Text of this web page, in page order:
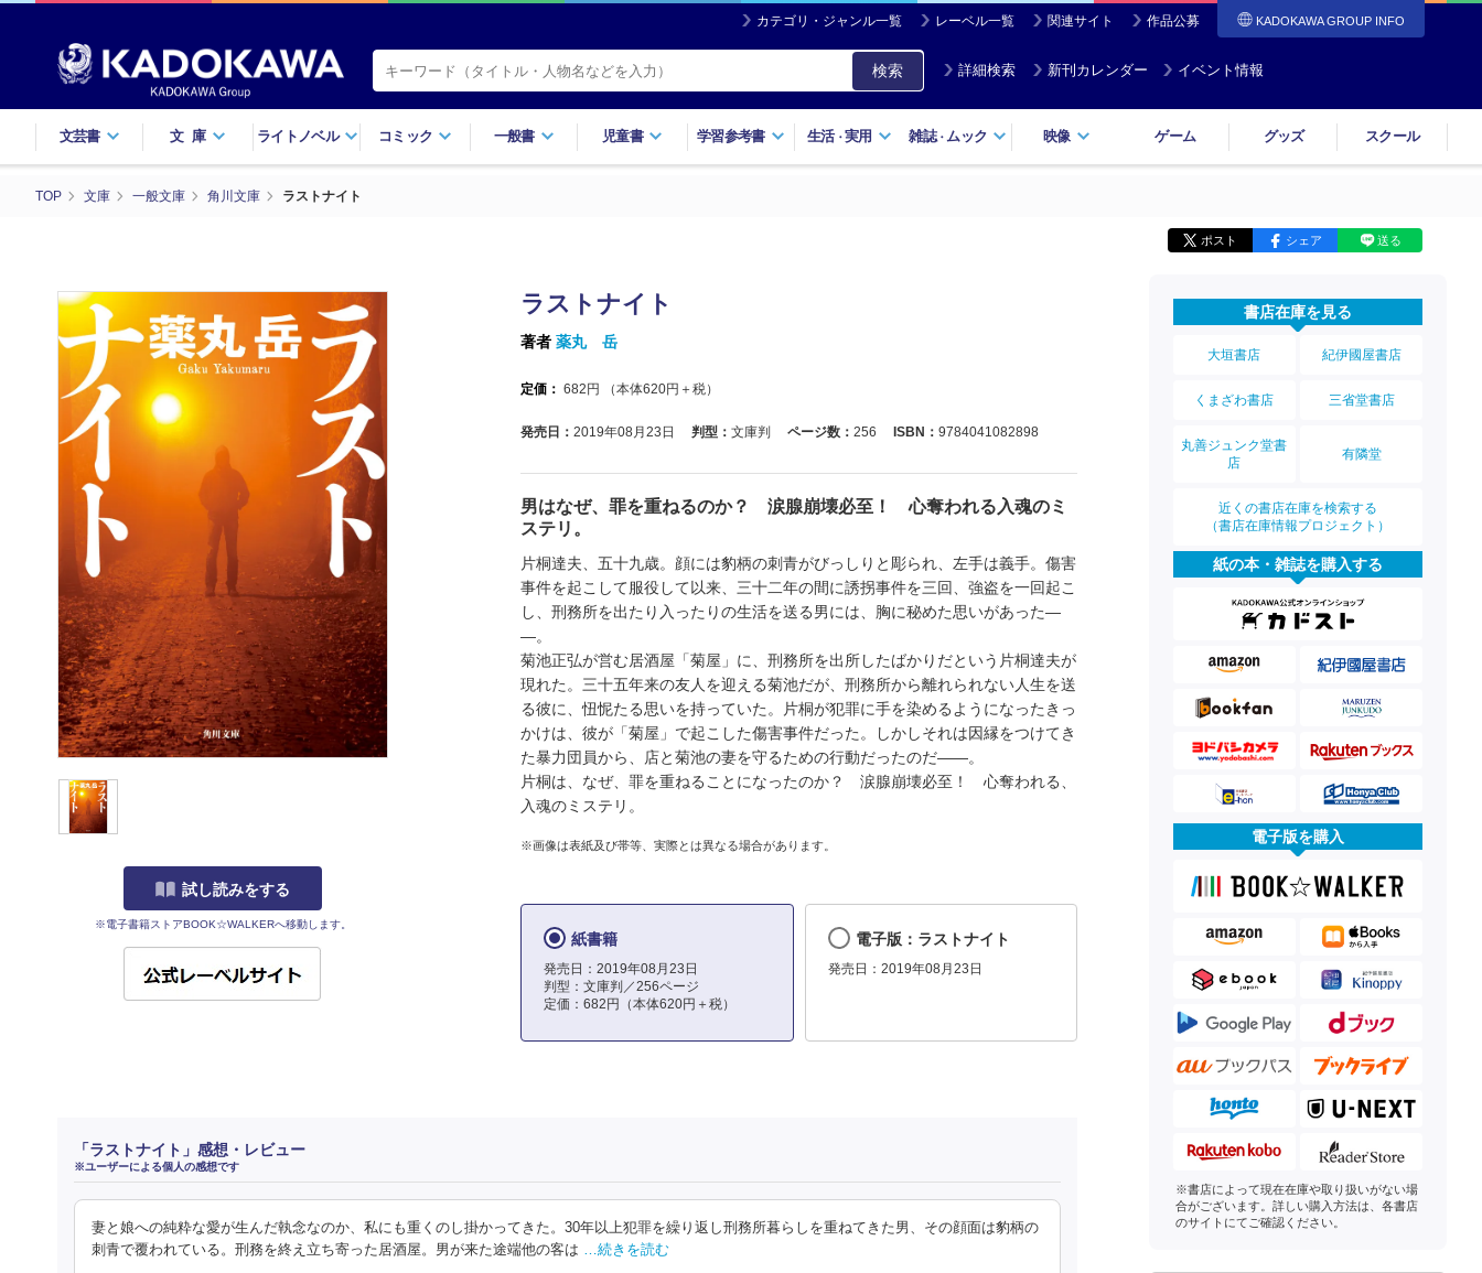
カテゴリ・ジャンル一覧 レーベル一覧 関連サイト 作品公募 KADOKAWA GROUP INFO
検索 詳細検索 新刊カレンダー イベント情報
文芸書 文庫 ライトノベル コミック 一般書 児童書 学習参考書 生活・実用 雑誌・ ムック 映像 ゲーム グッズ スクール
TOP 文庫 一般文庫 角川文庫 ラストナイト
ポスト シェア 送る
試し読みをする
※電子書籍ストアBOOK☆WALKERへ移動します。
ラストナイト
著者 薬丸 岳
定価： 682 円 （本体620円＋税）
発売日： 2019年08月23日 判型： 文庫判 ページ数： 256 ISBN： 9784041082898
男はなぜ、罪を重ねるのか？ 涙腺崩壊必至！ 心奪われる入魂のミ
ステリ。
片桐達夫、五十九歳。顔には豹柄の刺青がびっしりと彫られ、左手は義手。傷害
事件を起こして服役して以来、三十二年の間に誘拐事件を三回、強盗を一回起こ
し、刑務所を出たり入ったりの生活を送る男には、胸に秘めた思いがあった―
―。
菊池正弘が営む居酒屋「菊屋」に、刑務所を出所したばかりだという片桐達夫が
現れた。三十五年来の友人を迎える菊池だが、刑務所から離れられない人生を送
る彼に、忸怩たる思いを持っていた。片桐が犯罪に手を染めるようになったきっ
かけは、彼が「菊屋」で起こした傷害事件だった。しかしそれは因縁をつけてき
た暴力団員から、店と菊池の妻を守るための行動だったのだ――。
片桐は、なぜ、罪を重ねることになったのか？ 涙腺崩壊必至！ 心奪われる、
入魂のミステリ。
※画像は表紙及び帯等、実際とは異なる場合があります。
紙書籍
発売日：2019年08月23日
判型：文庫判／256ページ
定価：682円（本体620円＋税）
電子版：ラストナイト
発売日：2019年08月23日
「ラストナイト」感想・レビュー
※ユーザーによる個人の感想です
妻と娘への純粋な愛が生んだ執念なのか、私にも重くのし掛かってきた。30年以上犯罪を繰り返し刑務所暮らしを重ねてきた男、その顔面は豹柄の
刺青で覆われている。刑務を終え立ち寄った居酒屋。男が来た途端他の客は
…続きを読む
書店在庫を見る
大垣書店 紀伊國屋書店
くまざわ書店 三省堂書店
丸善ジュンク堂書
店
有隣堂
近くの書店在庫を検索する
（書店在庫情報プロジェクト）
紙の本・雑誌を購入する
電子版を購入
※書店によって現在在庫や取り扱いがない場
合がございます。詳しい購入方法は、各書店
のサイトにてご確認ください。